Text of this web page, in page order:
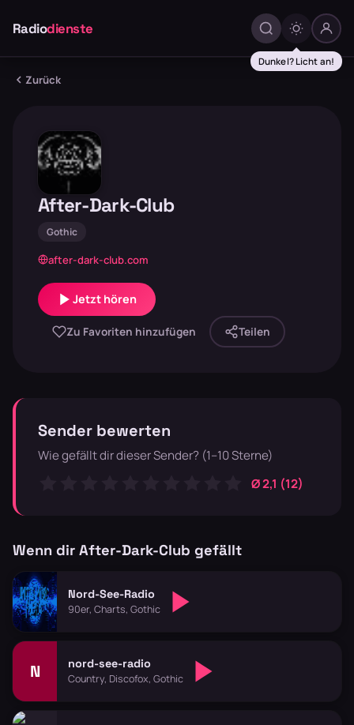
Radiodienste
Dunkel? Licht an!
Zurück
After-Dark-Club
Gothic
after-dark-club.com
Jetzt hören
Zu Favoriten hinzufügen Teilen
Sender bewerten
Wie gefällt dir dieser Sender? (1–10 Sterne)
Ø 2,1 (12)
Wenn dir After-Dark-Club gefällt
Nord-See-Radio
90er, Charts, Gothic
N nord-see-radio
Country, Discofox, Gothic